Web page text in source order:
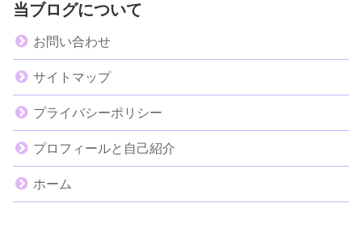
当ブログについて
お問い合わせ
サイトマップ
プライバシーポリシー
プロフィールと自己紹介
ホーム